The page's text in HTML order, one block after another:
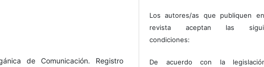
de Comunicación. Registro
Los autores/as que publiquen
revista aceptan las
condiciones:
De acuerdo con la